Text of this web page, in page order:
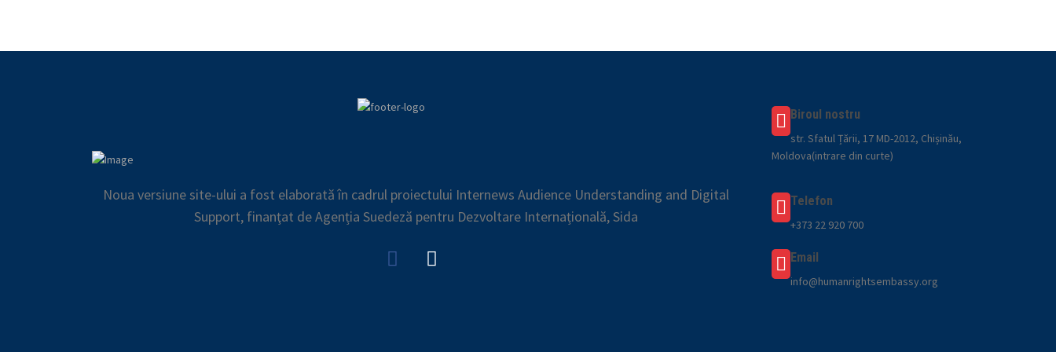
Noua versiune site-ului a fost elaborată în cadrul proiectului Internews Audience Understanding and Digital
Support, finanţat de Agenția Suedeză pentru Dezvoltare Internațională, Sida
Biroul nostru
str. Sfatul Țării, 17 MD-2012, Chișinău,
Moldova(intrare din curte)
Telefon
+373 22 920 700
Email
info@humanrightsembassy.org